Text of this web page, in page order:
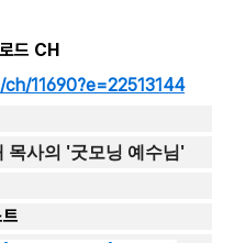
드 CH
11690?e=22513144
목사의 '굿모닝 예수님'